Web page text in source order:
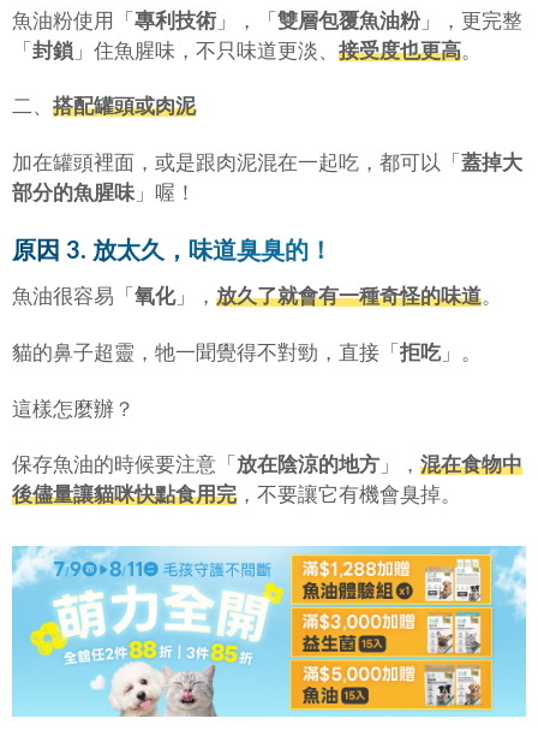
魚油粉使用「 專利技術 」，「 雙層包覆魚油粉」，更完整
「 封鎖 」住魚腥味，不只味道更淡、 接受度也更高。
二、 搭配罐頭或肉泥
加在罐頭裡面，或是跟肉泥混在一起吃，都可以「 蓋掉大
部分的魚腥味 」喔！
原因 3. 放太久，味道臭臭的！
魚油很容易「 氧化」， 放久了就會有一種奇怪的味道。
貓的鼻子超靈，牠一聞覺得不對勁，直接「 拒吃 」。
這樣怎麼辦？
保存魚油的時候要注意「 放在陰涼的地方 」， 混在食物中
後儘量讓貓咪快點食用完 ，不要讓它有機會臭掉。